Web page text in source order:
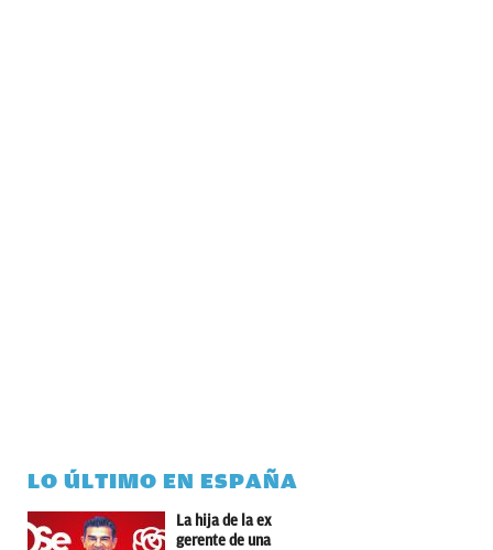
LO ÚLTIMO EN ESPAÑA
La hija de la ex
gerente de una